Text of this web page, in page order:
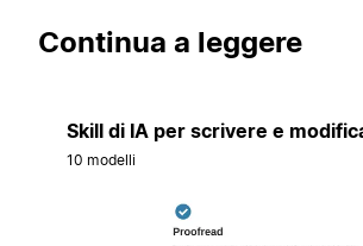
Continua a leggere
Skill di IA per scrivere e
10 modelli